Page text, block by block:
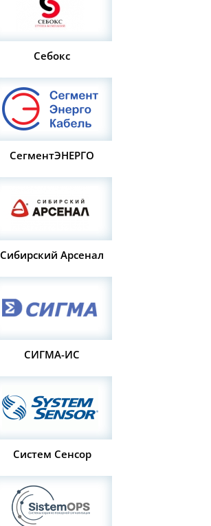
Себокс
СегментЭНЕРГО
Сибирский Арсенал
СИГМА-ИС
Систем Сенсор